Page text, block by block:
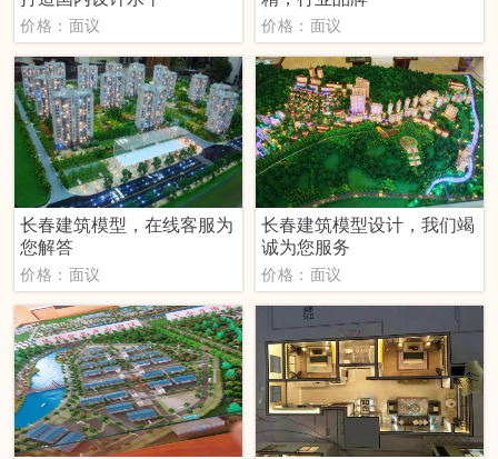
价格：面议 价格：面议
长春建筑模型，在线客服为
您解答
价格：面议
长春建筑模型设计，我们竭
诚为您服务
价格：面议